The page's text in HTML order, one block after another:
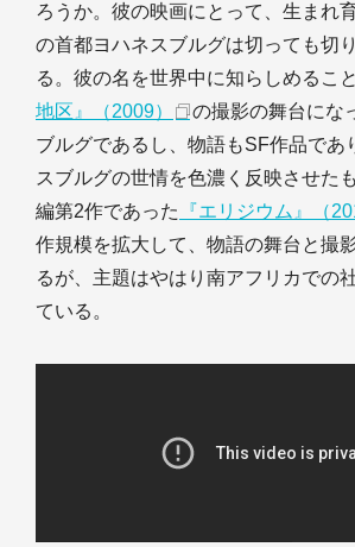
ろうか。彼の映画にとって、生まれ
の首都ヨハネスブルグは切っても切
る。彼の名を世界中に知らしめるこ
地区』（2009）
の撮影の舞台にな
ブルグであるし、物語もSF作品であ
スブルグの世情を色濃く反映させた
編第2作であった
『エリジウム』（
作規模を拡大して、物語の舞台と撮
るが、主題はやはり南アフリカでの
ている。